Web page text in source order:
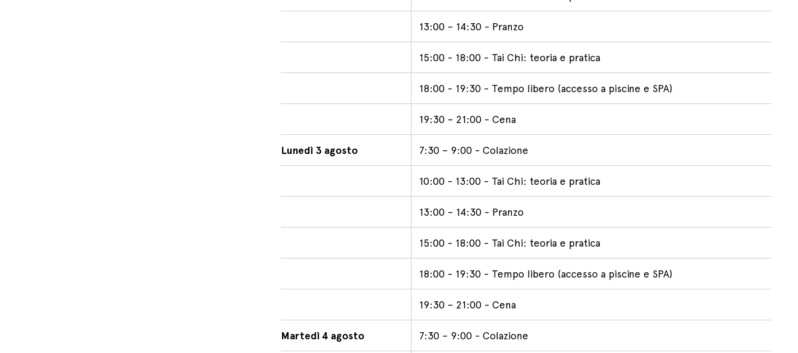
13:00 – 14:30 - Pranzo
15:00 - 18:00 - Tai Chi: teoria e pratica
18:00 - 19:30 - Tempo libero (accesso a piscine e SPA)
19:30 – 21:00 - Cena
Lunedì 3 agosto 7:30 – 9:00 - Colazione
10:00 - 13:00 - Tai Chi: teoria e pratica
13:00 – 14:30 - Pranzo
15:00 - 18:00 - Tai Chi: teoria e pratica
18:00 - 19:30 - Tempo libero (accesso a piscine e SPA)
19:30 – 21:00 - Cena
Martedì 4 agosto 7:30 – 9:00 - Colazione